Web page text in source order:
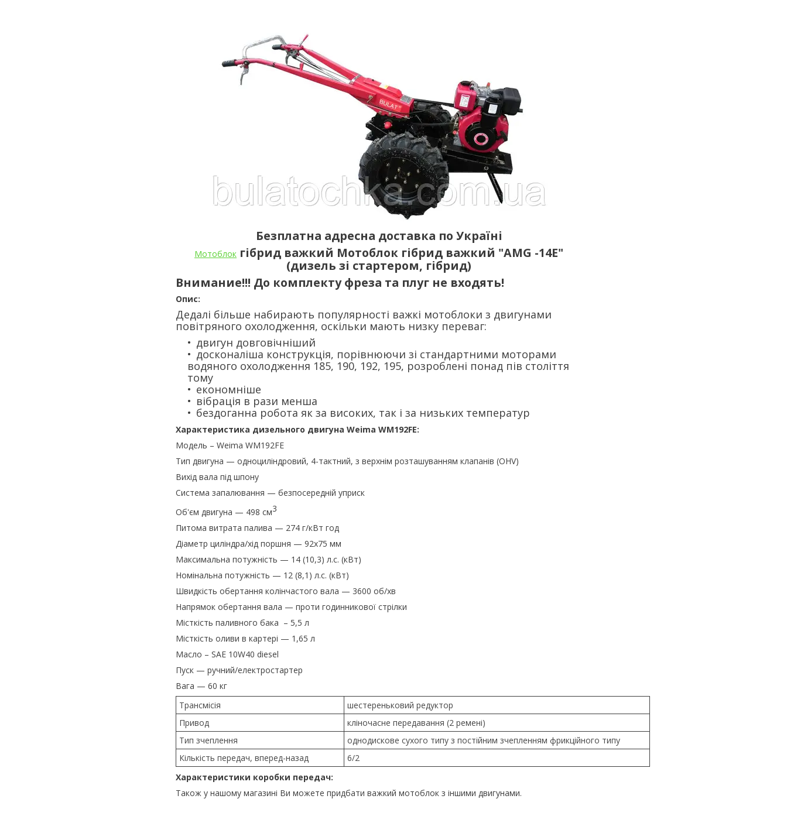
Безплатна адресна доставка по Україні
Мотоблок гібрид важкий Мотоблок гібрид важкий "AMG -14Е"
(дизель зі стартером, гібрид)
Внимание!!! До комплекту фреза та плуг не входять!
Опис:
Дедалі більше набирають популярності важкі мотоблоки з двигунами
повітряного охолодження, оскільки мають низку переваг:
двигун довговічніший
досконаліша конструкція, порівнюючи зі стандартними моторами
водяного охолодження 185, 190, 192, 195, розроблені понад пів століття
тому
економніше
вібрація в рази менша
бездоганна робота як за високих, так і за низьких температур
Характеристика дизельного двигуна Weima WM192FE:
Модель – Weima WM192FЕ
Тип двигуна — одноциліндровий, 4-тактний, з верхнім розташуванням клапанів (ОНV)
Вихід вала під шпону
Система запалювання — безпосередній уприск
Об'єм двигуна — 498 см3
Питома витрата палива — 274 г/кВт год
Діаметр циліндра/хід поршня — 92х75 мм
Максимальна потужність — 14 (10,3) л.с. (кВт)
Номінальна потужність — 12 (8,1) л.с. (кВт)
Швидкість обертання колінчастого вала — 3600 об/хв
Напрямок обертання вала — проти годинникової стрілки
Місткість паливного бака – 5,5 л
Місткість оливи в картері — 1,65 л
Масло – SAE 10W40 diesel
Пуск — ручний/електростартер
Вага — 60 кг
Трансмісія
шестереньковий редуктор
Привод
кліночасне передавання (2 ремені)
Тип зчеплення
однодискове сухого типу з постійним зчепленням фрикційного типу
Кількість передач, вперед-назад
6/2
Характеристики коробки передач:
Також у нашому магазині Ви можете придбати важкий мотоблок з іншими двигунами.